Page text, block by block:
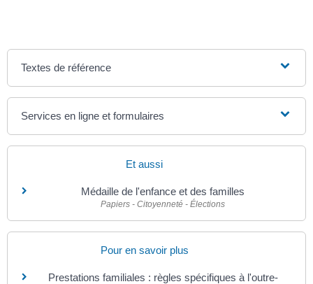
Textes de référence
Services en ligne et formulaires
Et aussi
Médaille de l'enfance et des familles
Papiers - Citoyenneté - Élections
Pour en savoir plus
Prestations familiales : règles spécifiques à l'outre-